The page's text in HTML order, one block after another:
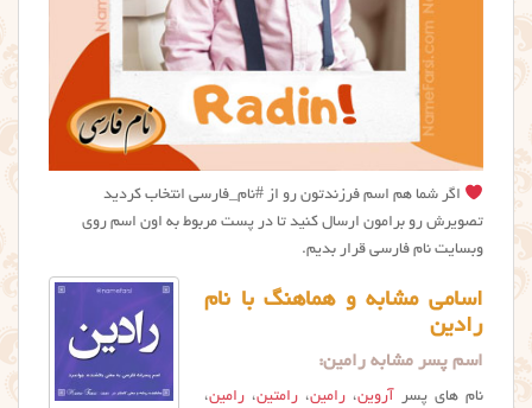
اگر شما هم اسم فرزندتون رو از #نام_فارسی انتخاب کردید
تصویرش رو برامون ارسال کنید تا در پست مربوط به اون اسم روی
وبسایت نام فارسی قرار بدیم.
اسامی مشابه و هماهنگ با نام
رادین
اسم پسر مشابه رامین:
نام های پسر آروین، رامین، رامتین، رامین،